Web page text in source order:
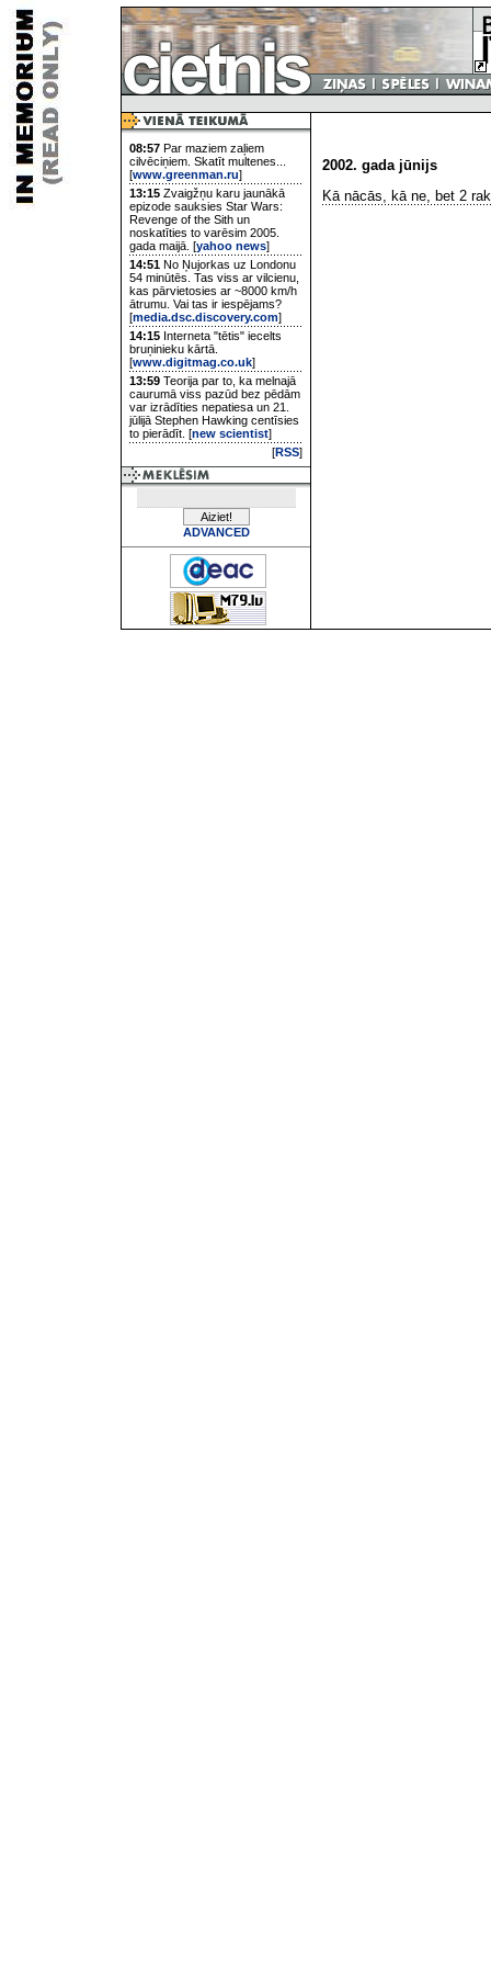
08:57 Par maziem zaļiem
cilvēciņiem. Skatīt multenes...
[www.greenman.ru]
13:15 Zvaigžņu karu jaunākā
epizode sauksies Star Wars:
Revenge of the Sith un
noskatīties to varēsim 2005.
gada maijā. [yahoo news]
14:51 No Ņujorkas uz Londonu
54 minūtēs. Tas viss ar vilcienu,
kas pārvietosies ar ~8000 km/h
ātrumu. Vai tas ir iespējams?
[media.dsc.discovery.com]
14:15 Interneta "tētis" iecelts
bruņinieku kārtā.
[www.digitmag.co.uk]
13:59 Teorija par to, ka melnajā
caurumā viss pazūd bez pēdām
var izrādīties nepatiesa un 21.
jūlijā Stephen Hawking centīsies
to pierādīt. [new scientist]
[RSS]
ADVANCED
2002. gada jūnijs
Kā nācās, kā ne, bet 2